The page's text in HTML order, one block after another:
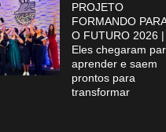
PROJETO
FORMANDO PARA
O FUTURO 2026 |
Eles chegaram
aprender e saem
prontos para
transformar